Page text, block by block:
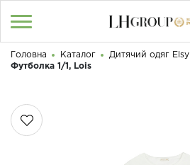
КАТАЛОГ
Доброго дня! Що Ви шукаєте?
Головна Каталог Дитячий одяг Elsy
Футболка 1/1, Lois